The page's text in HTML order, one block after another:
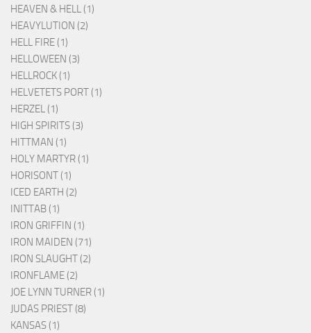
HEAVEN & HELL (1)
HEAVYLUTION (2)
HELL FIRE (1)
HELLOWEEN (3)
HELLROCK (1)
HELVETETS PORT (1)
HERZEL (1)
HIGH SPIRITS (3)
HITTMAN (1)
HOLY MARTYR (1)
HORISONT (1)
ICED EARTH (2)
INITTAB (1)
IRON GRIFFIN (1)
IRON MAIDEN (71)
IRON SLAUGHT (2)
IRONFLAME (2)
JOE LYNN TURNER (1)
JUDAS PRIEST (8)
KANSAS (1)